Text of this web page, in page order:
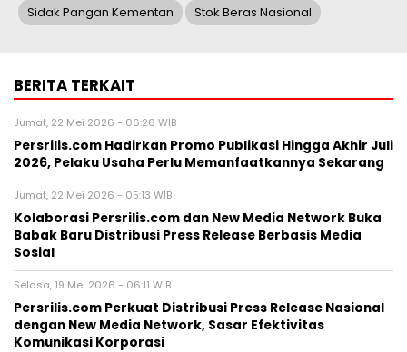
Sidak Pangan Kementan Stok Beras Nasional
BERITA TERKAIT
Jumat, 22 Mei 2026 - 06:26 WIB
Persrilis.com Hadirkan Promo Publikasi Hingga Akhir Juli
2026, Pelaku Usaha Perlu Memanfaatkannya Sekarang
Jumat, 22 Mei 2026 - 05:13 WIB
Kolaborasi Persrilis.com dan New Media Network Buka
Babak Baru Distribusi Press Release Berbasis Media
Sosial
Selasa, 19 Mei 2026 - 06:11 WIB
Persrilis.com Perkuat Distribusi Press Release Nasional
dengan New Media Network, Sasar Efektivitas
Komunikasi Korporasi